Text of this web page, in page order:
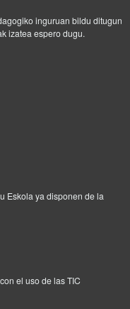
inguruan bildu ditugun
izatea espero dugu.
Eskola ya disponen de la
el uso de las TIC